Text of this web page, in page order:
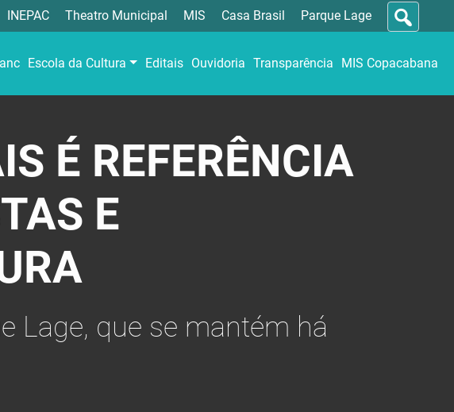
INEPAC Theatro Municipal MIS Casa Brasil Parque Lage
Escola da Cultura Editais Ouvidoria Transparência MIS Copacabana
É REFERÊNCIA
E
Lage, que se mantém há